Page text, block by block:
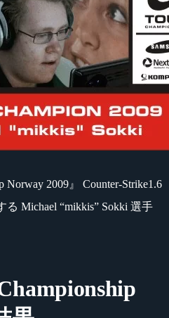
Norway 2009』 Counter-Strike1.6
る Michael “mikkis” Sokki 選手